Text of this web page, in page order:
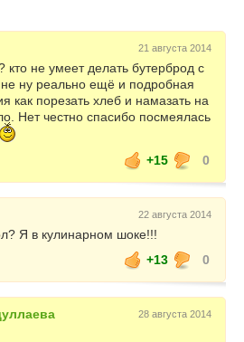
21 августа 2014
кто не умеет делать бутерброд с
ну реально ещё и подробная
как порезать хлеб и намазать на
Нет честно спасибо посмеялась
+15
0
22 августа 2014
Я в кулинарном шоке!!!
+13
0
28 августа 2014